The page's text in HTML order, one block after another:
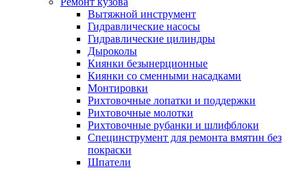
Вытяжной инструмент
Гидравлические насосы
Гидравлические цилиндры
Дыроколы
Киянки безынерционные
Киянки со сменными насадками
Монтировки
Рихтовочные лопатки и поддержки
Рихтовочные молотки
Рихтовочные рубанки и шлифблоки
Специнструмент для ремонта вмятин без
покраски
Шпатели